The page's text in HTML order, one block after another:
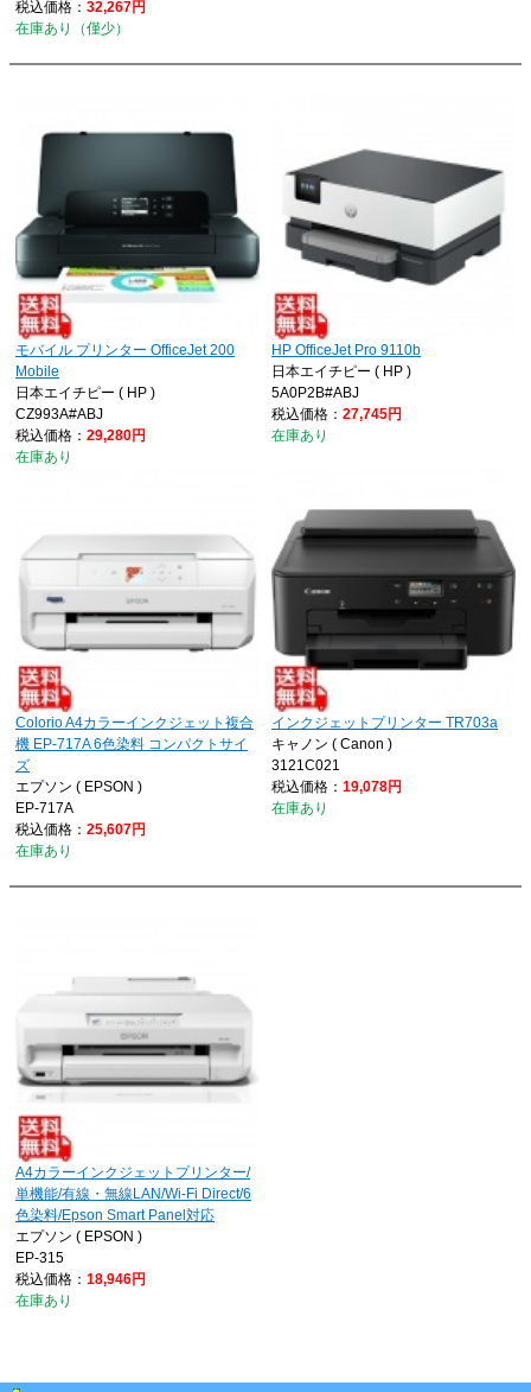
税込価格： 32,267円
在庫あり（僅少）
モバイル プリンター OfficeJet 200
Mobile
日本エイチピー ( HP )
CZ993A#ABJ
税込価格： 29,280円
在庫あり
HP OfficeJet Pro 9110b
日本エイチピー ( HP )
5A0P2B#ABJ
税込価格： 27,745円
在庫あり
Colorio A4カラーインクジェット複合
機 EP-717A 6色染料 コンパクトサイ
ズ
エプソン ( EPSON )
EP-717A
税込価格： 25,607円
在庫あり
インクジェットプリンター TR703a
キャノン ( Canon )
3121C021
税込価格： 19,078円
在庫あり
A4カラーインクジェットプリンター/
単機能/有線・無線LAN/Wi-Fi Direct/6
色染料/Epson Smart Panel対応
エプソン ( EPSON )
EP-315
税込価格： 18,946円
在庫あり